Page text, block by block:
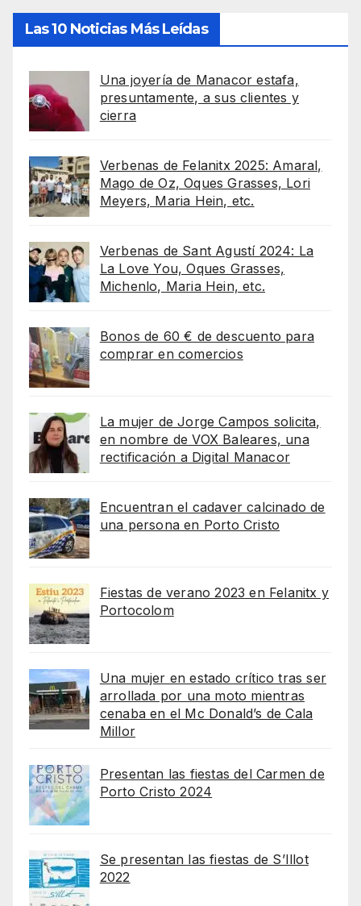
Las 10 Noticias Más Leídas
Una joyería de Manacor estafa,
presuntamente, a sus clientes y
cierra
Verbenas de Felanitx 2025: Amaral,
Mago de Oz, Oques Grasses, Lori
Meyers, Maria Hein, etc.
Verbenas de Sant Agustí 2024: La
La Love You, Oques Grasses,
Michenlo, Maria Hein, etc.
Bonos de 60 € de descuento para
comprar en comercios
La mujer de Jorge Campos solicita,
en nombre de VOX Baleares, una
rectificación a Digital Manacor
Encuentran el cadaver calcinado de
una persona en Porto Cristo
Fiestas de verano 2023 en Felanitx y
Portocolom
Una mujer en estado crítico tras ser
arrollada por una moto mientras
cenaba en el Mc Donald’s de Cala
Millor
Presentan las fiestas del Carmen de
Porto Cristo 2024
Se presentan las fiestas de S’Illot
2022